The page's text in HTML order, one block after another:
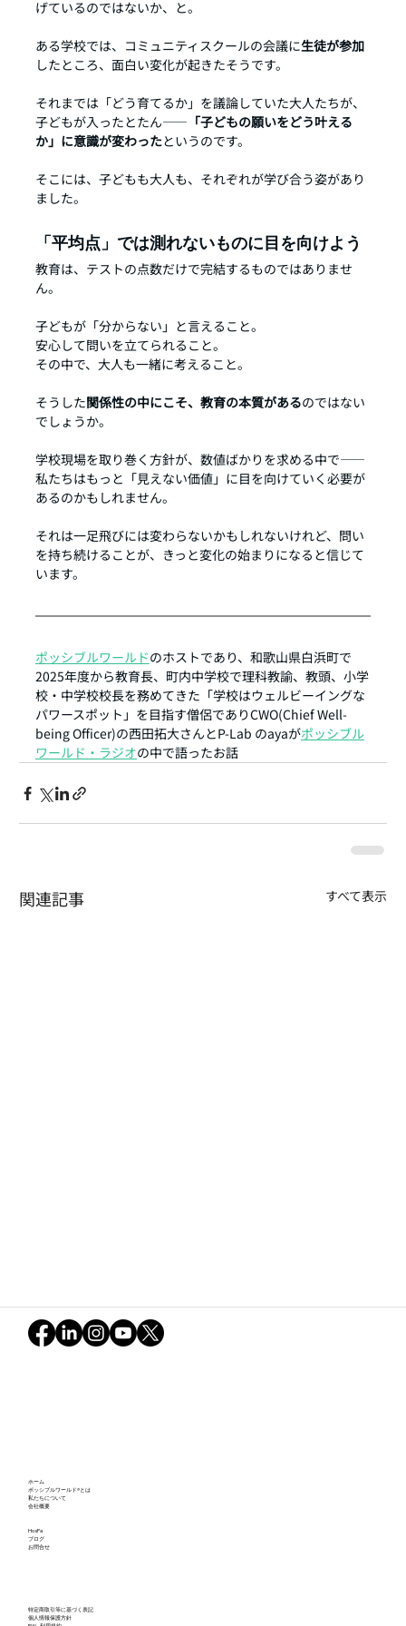
げているのではないか、と。
ある学校では、コミュニティスクールの会議に生徒が参加
したところ、面白い変化が起きたそうです。
それまでは「どう育てるか」を議論していた大人たちが、
子どもが入ったとたん—— 「子どもの願いをどう叶える
か」に意識が変わったというのです。
そこには、子どもも大人も、それぞれが学び合う姿があり
ました。
「平均点」では測れないものに目を向けよう
教育は、テストの点数だけで完結するものではありませ
ん。
子どもが「分からない」と言えること。
安心して問いを立てられること。
その中で、大人も一緒に考えること。
そうした関係性の中にこそ、教育の本質があるのではない
でしょうか。
学校現場を取り巻く方針が、数値ばかりを求める中で——
私たちはもっと「見えない価値」に目を向けていく必要が
あるのかもしれません。
それは一足飛びには変わらないかもしれないけれど、問い
を持ち続けることが、きっと変化の始まりになると信じて
います。
ポッシブルワールドのホストであり、和歌山県白浜町で
2025年度から教育長、町内中学校で理科教諭、教頭、小学
校・中学校校長を務めてきた「学校はウェルビーイングな
パワースポット」を目指す僧侶でありCWO(Chief Well-
being Officer)の西田拓大さんとP-Lab のayaがポッシブル
ワールド・ラジオの中で語ったお話
関連記事 すべて表示
「ポッシブルワールド・ラジオ」対談シリーズ第
ホーム
ポッシブルワールド®とは
私たちについて
会社概要
HosPa
ブログ
お問合せ
特定商取引等に基づく表記
個人情報保護方針